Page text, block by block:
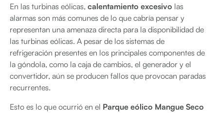
En las turbinas eólicas, calentamiento excesivo las
alarmas son más comunes de lo que cabría pensar y
representan una amenaza directa para la disponibilidad de
las turbinas eólicas. A pesar de los sistemas de
refrigeración presentes en los principales componentes de
la góndola, como la caja de cambios, el generador y el
convertidor, aún se producen fallos que provocan paradas
recurrentes.
Esto es lo que ocurrió en el Parque eólico Mangue Seco